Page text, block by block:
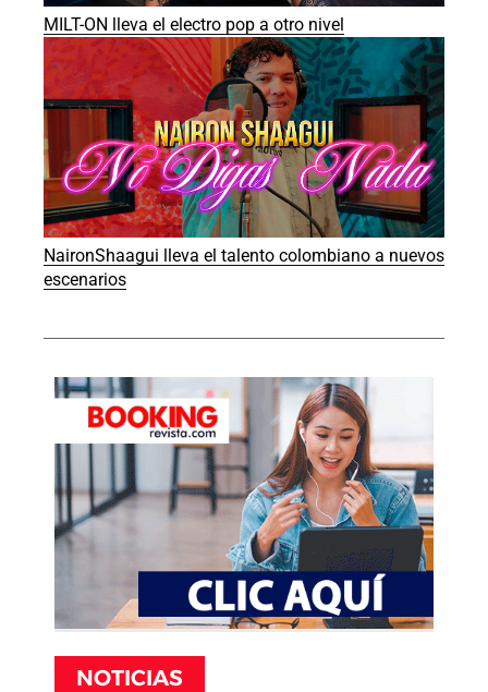
MILT-ON lleva el electro pop a otro nivel
NaironShaagui lleva el talento colombiano a nuevos
escenarios
NOTICIAS